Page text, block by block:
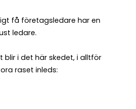
få företagsledare har en
ledare.
blir i det här skedet, i alltför
raset inleds: